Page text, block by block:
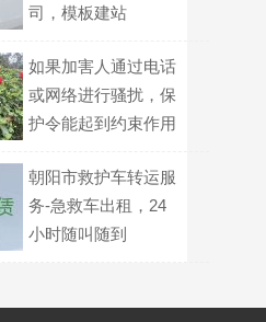
司，模板建站
如果加害人通过电话
或网络进行骚扰，保
护令能起到约束作用
朝阳市救护车转运服
务-急救车出租，24
小时随叫随到